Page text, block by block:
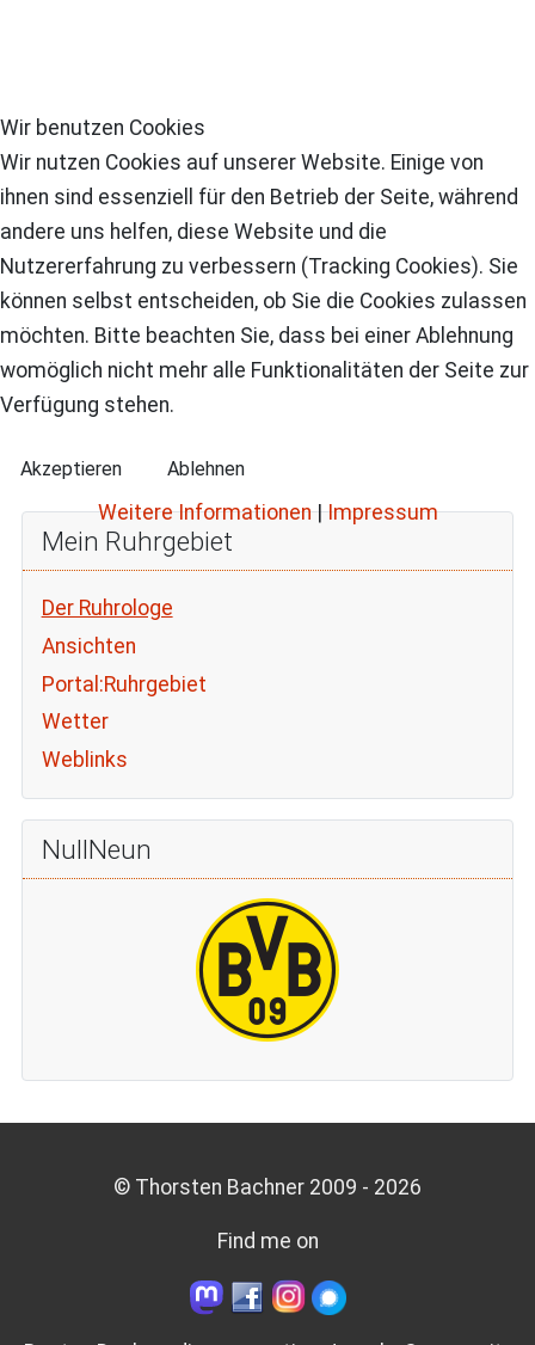
Mein Ruhrgebiet
Der Ruhrologe
Ansichten
Portal:Ruhrgebiet
Wetter
Weblinks
NullNeun
© Thorsten Bachner 2009 - 2026
Find me on
Wir benutzen Cookies
Wir nutzen Cookies auf unserer Website. Einige von
ihnen sind essenziell für den Betrieb der Seite, während
andere uns helfen, diese Website und die
Nutzererfahrung zu verbessern (Tracking Cookies). Sie
können selbst entscheiden, ob Sie die Cookies zulassen
möchten. Bitte beachten Sie, dass bei einer Ablehnung
womöglich nicht mehr alle Funktionalitäten der Seite zur
Verfügung stehen.
Akzeptieren Ablehnen
Weitere Informationen|Impressum